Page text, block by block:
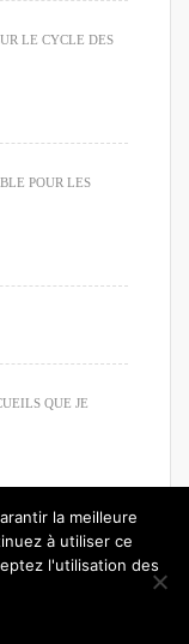
LE CYCLE DES
POUR LES
QUE JE
du piano
la meilleure
à utiliser ce
l'utilisation des